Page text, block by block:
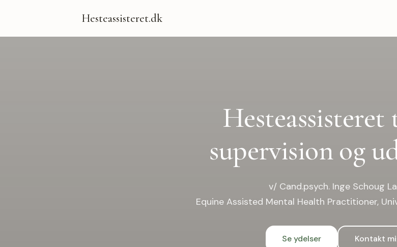
Hesteassisteret.dk
Hesteassisteret
supervision og
v/ Cand.psych. Inge Schoug
Equine Assisted Mental Health Practitioner,
Se ydelser Kontakt